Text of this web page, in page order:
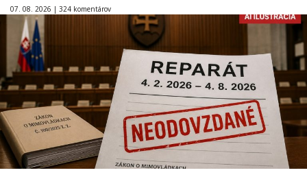
07. 08. 2026 | 324 komentárov